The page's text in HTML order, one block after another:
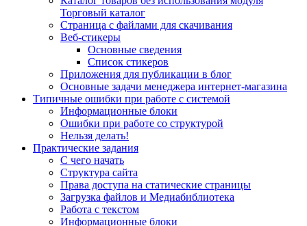
Торговый каталог
Страница с файлами для скачивания
Веб-стикеры
Основные сведения
Список стикеров
Приложения для публикации в блог
Основные задачи менеджера интернет-магазина
Типичные ошибки при работе с системой
Информационные блоки
Ошибки при работе со структурой
Нельзя делать!
Практические задания
С чего начать
Структура сайта
Права доступа на статические страницы
Загрузка файлов и Медиабиблиотека
Работа с текстом
Информационные блоки